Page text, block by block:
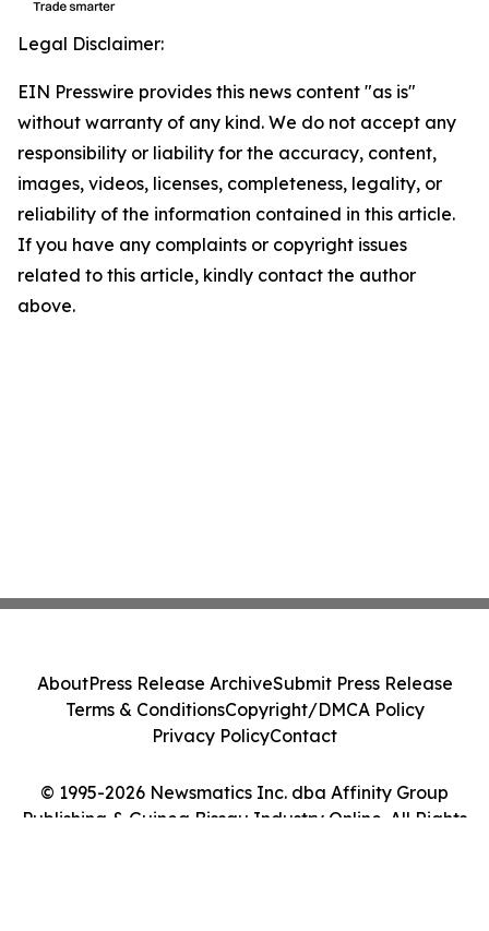
Legal Disclaimer:
EIN Presswire provides this news content "as is"
without warranty of any kind. We do not accept any
responsibility or liability for the accuracy, content,
images, videos, licenses, completeness, legality, or
reliability of the information contained in this article.
If you have any complaints or copyright issues
related to this article, kindly contact the author
above.
© 1995-2026 Newsmatics Inc. dba Affinity Group
Publishing & Guinea Bissau Industry Online. All Rights
AboutPress Release ArchiveSubmit Press Release
Terms & ConditionsCopyright/DMCA Policy
Privacy PolicyContact